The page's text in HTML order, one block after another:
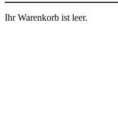
Ihr Warenkorb ist leer.